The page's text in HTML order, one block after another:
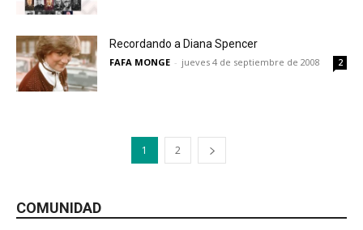
Recordando a Diana Spencer
FAFA MONGE - jueves 4 de septiembre de 2008 2
1 2
COMUNIDAD